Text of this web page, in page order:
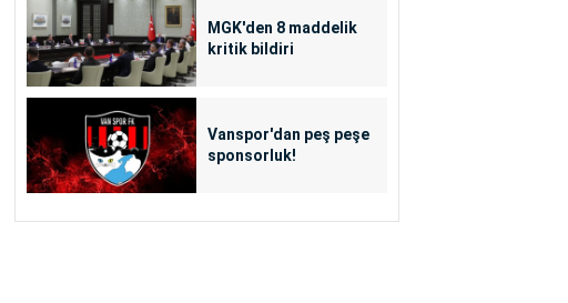
MGK'den 8 maddelik
kritik bildiri
Vanspor'dan peş peşe
sponsorluk!